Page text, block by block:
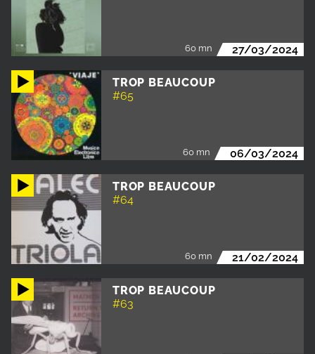
60 mn 27/03/2024
TROP BEAUCOUP
#65
60 mn 06/03/2024
TROP BEAUCOUP
#64
60 mn 21/02/2024
TROP BEAUCOUP
#63